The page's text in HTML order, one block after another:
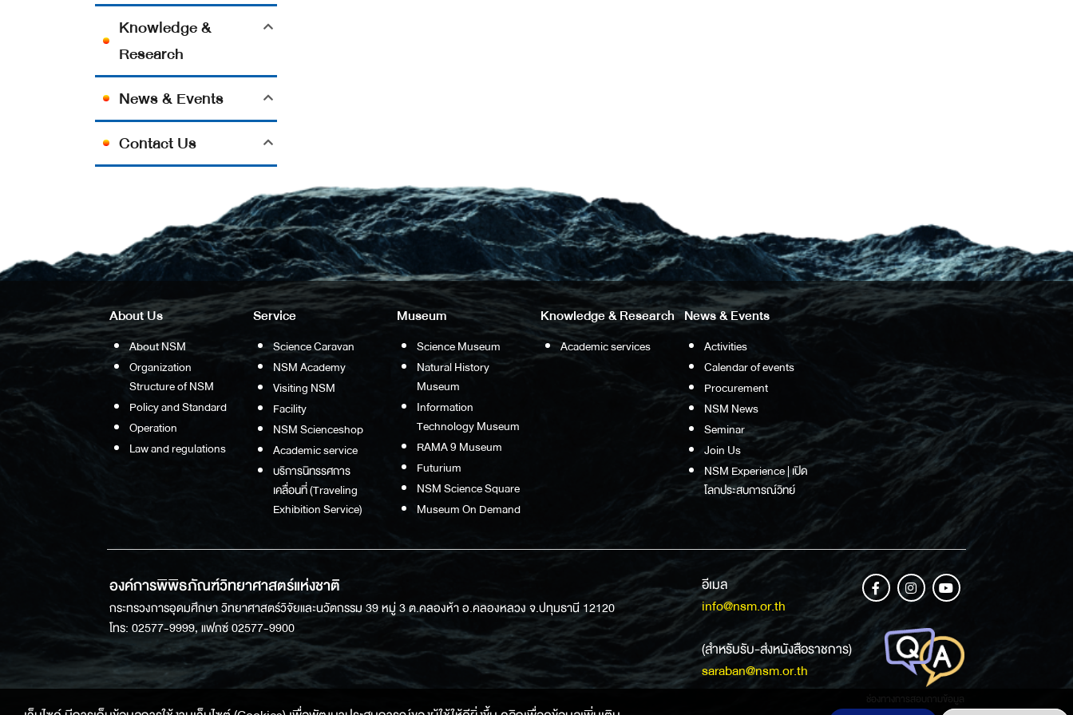
Knowledge &
Research
News & Events
Contact Us
About Us
About NSM
Organization
Structure of NSM
Policy and Standard
Operation
Law and regulations
Service
Science Caravan
NSM Academy
Visiting NSM
Facility
NSM Scienceshop
Academic service
บริการนิทรรศการ
เคลื่อนที่ (Traveling
Exhibition Service)
Museum
Science Museum
Natural History
Museum
Information
Technology Museum
RAMA 9 Museum
Futurium
NSM Science Square
Museum On Demand
Knowledge & Research
Academic services
News & Events
Activities
Calendar of events
Procurement
NSM News
Seminar
Join Us
NSM Experience | เปิด
โลกประสบการณ์วิทย์
องค์การพิพิธภัณฑ์วิทยาศาสตร์แห่งชาติ
กระทรวงการอุดมศึกษา วิทยาศาสตร์วิจัยและนวัตกรรม 39 หมู่ 3 ต.คลองห้า อ.คลองหลวง จ.ปทุมธานี 12120
โทร: 02577-9999, แฟกซ์ 02577-9900
อีเมล
info@nsm.or.th
(สำหรับรับ-ส่งหนังสือราชการ)
saraban@nsm.or.th
ช่องทางการสอบถามข้อมูล